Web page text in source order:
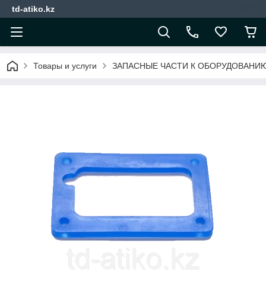
td-atiko.kz
Товары и услуги ЗАПАСНЫЕ ЧАСТИ К